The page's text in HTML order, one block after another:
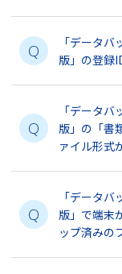
Q
「データ
版」の登録
Q
「データ
版」の「書
ァイル形式
Q
「データ
版」で端末
ップ済みの